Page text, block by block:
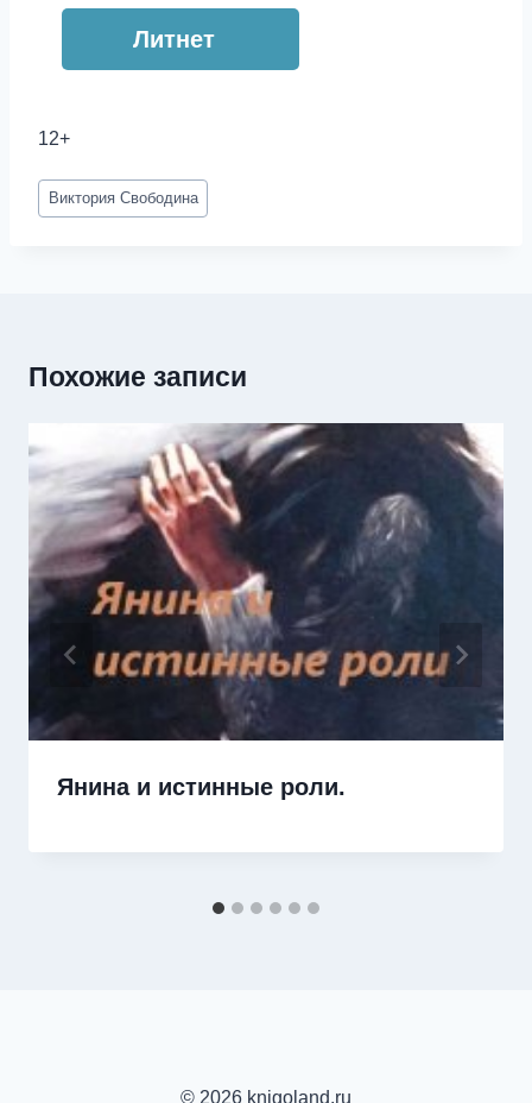
Литнет
12+
Метки
записи:
Виктория Свободина
Похожие записи
Янина и истинные роли.
© 2026 knigoland.ru